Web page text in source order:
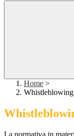
Home >
Whistleblowing